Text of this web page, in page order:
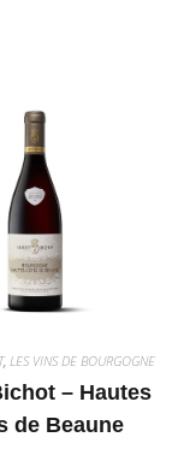
, LES VINS DE BOURGOGNE
– Hautes
de Beaune